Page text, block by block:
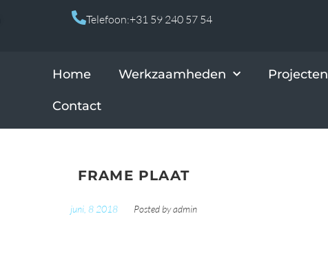
Telefoon:+31 59 240 57 54
Home Werkzaamheden Projecten
Contact
FRAME PLAAT
juni, 8 2018 Posted byadmin